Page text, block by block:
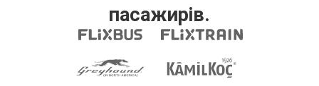
пасажирів.